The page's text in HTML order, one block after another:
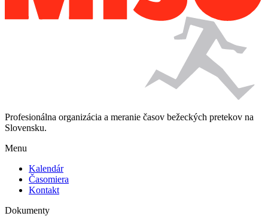
Profesionálna organizácia a meranie časov bežeckých pretekov na
Slovensku.
Menu
Kalendár
Časomiera
Kontakt
Dokumenty